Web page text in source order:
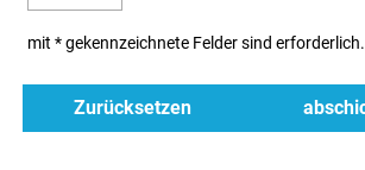
mit * gekennzeichnete Felder sind erforderlich.